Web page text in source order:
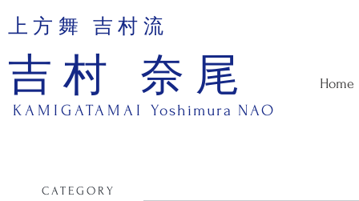
上方舞 吉村流
吉村 奈尾 Home
KAMIGATAMAI Yoshimura NAO
​CATEGORY